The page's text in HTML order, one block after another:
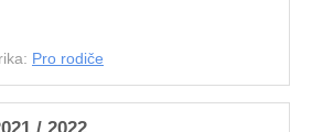
Pro rodiče
/ 2022